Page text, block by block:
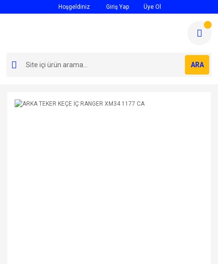
Hoşgeldiniz Giriş Yap Üye Ol
ARA